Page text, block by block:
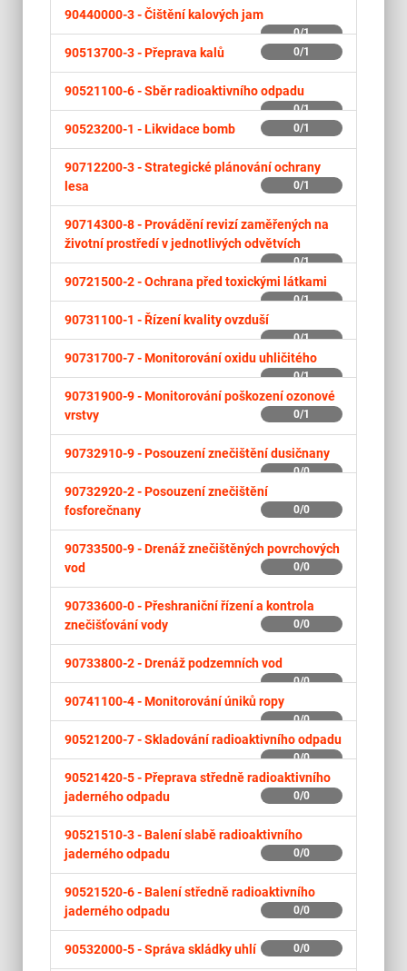
90440000-3 -Čištění kalových jam
0/1
90513700-3 -Přeprava kalů 0/1
90521100-6 -Sběr radioaktivního odpadu
0/1
90523200-1 -Likvidace bomb 0/1
90712200-3 -Strategické plánování ochrany
lesa
0/1
90714300-8 -Provádění revizí zaměřených na
životní prostředí v jednotlivých odvětvích
0/1
90721500-2 -Ochrana před toxickými látkami
0/1
90731100-1 -Řízení kvality ovzduší
0/1
90731700-7 -Monitorování oxidu uhličitého
0/1
90731900-9 -Monitorování poškození ozonové
vrstvy
0/1
90732910-9 -Posouzení znečištění dusičnany
0/0
90732920-2 -Posouzení znečištění
fosforečnany
0/0
90733500-9 -Drenáž znečištěných povrchových
vod
0/0
90733600-0 -Přeshraniční řízení a kontrola
znečišťování vody
0/0
90733800-2 -Drenáž podzemních vod
0/0
90741100-4 -Monitorování úniků ropy
0/0
90521200-7 -Skladování radioaktivního odpadu
0/0
90521420-5 -Přeprava středně radioaktivního
jaderného odpadu
0/0
90521510-3 -Balení slabě radioaktivního
jaderného odpadu
0/0
90521520-6 -Balení středně radioaktivního
jaderného odpadu
0/0
90532000-5 -Správa skládky uhlí 0/0